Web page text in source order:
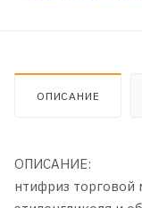
ОПИСАНИЕ
ОПИСАНИЕ:
нтифриз торговой